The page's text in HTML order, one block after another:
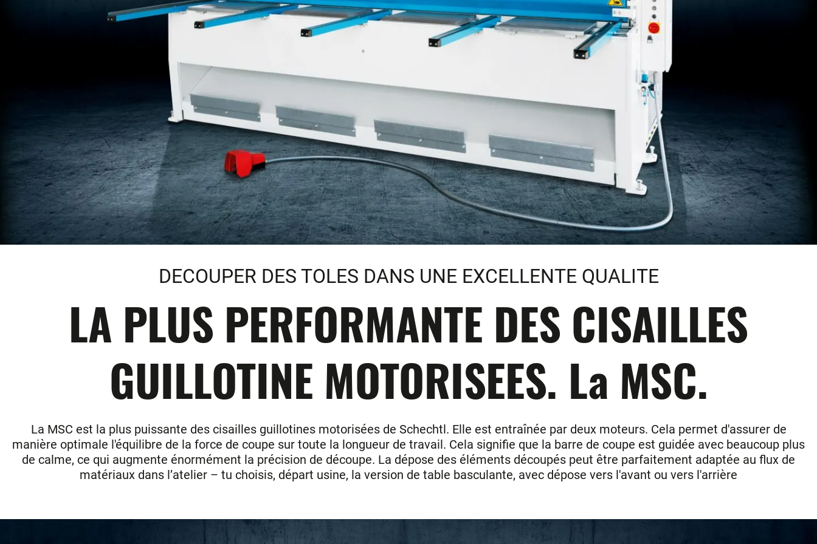
DECOUPER DES TOLES DANS UNE EXCELLENTE QUALITE
LA PLUS PERFORMANTE DES CISAILLES
GUILLOTINE MOTORISEES. La MSC.
La MSC est la plus puissante des cisailles guillotines motorisées de Schechtl. Elle est entraînée par deux moteurs. Cela permet d'assurer de
manière optimale l'équilibre de la force de coupe sur toute la longueur de travail. Cela signifie que la barre de coupe est guidée avec beaucoup plus
de calme, ce qui augmente énormément la précision de découpe. La dépose des éléments découpés peut être parfaitement adaptée au flux de
matériaux dans l’atelier – tu choisis, départ usine, la version de table basculante, avec dépose vers l'avant ou vers l'arrière